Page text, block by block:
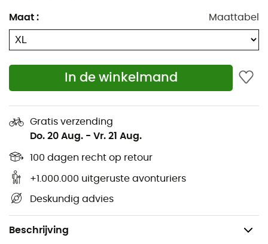
Maat : Maattabel
In de winkelmand
Gratis verzending
Do. 20 Aug. - Vr. 21 Aug.
100 dagen recht op retour
+1.000.000 uitgeruste avonturiers
Deskundig advies
Beschrijving
Materialen: 57% polyester - 33% polyamide - 10%
elastaan
Polartec® Power Stretch Pro®
Uitstekende warmte-gewichtsverhouding
Vocht afvoerende microfleece aan de binnenkant
Tweewegs ritssluiting aan de voorkant
Uitgebreide mouwen met duimlussen
Verborgen trekkoord in de zoom
Gewicht: 478 g